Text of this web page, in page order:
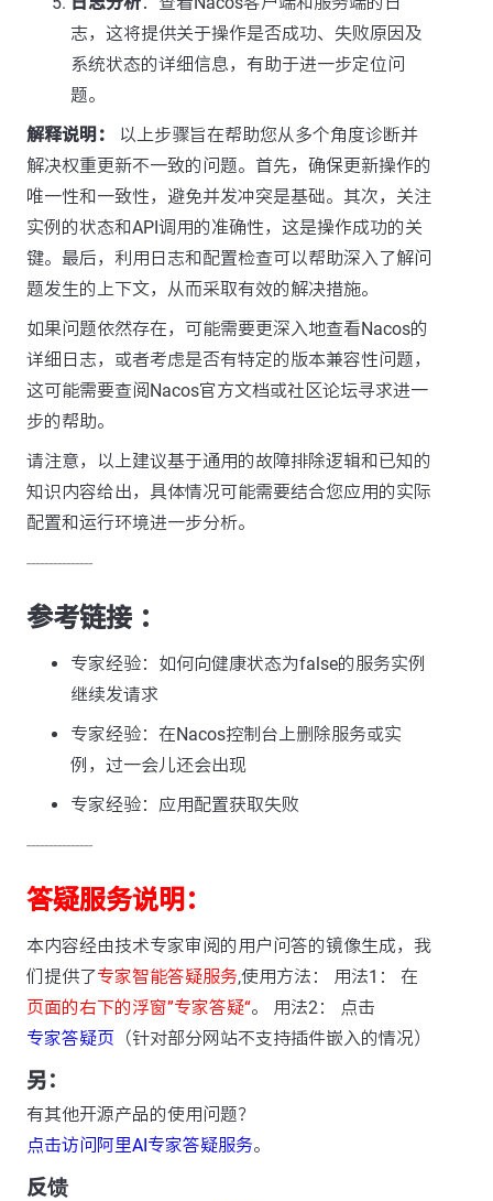
志，这将提供关于操作是否成功、失败原因及
系统状态的详细信息，有助于进一步定位问
题。
解释说明：
以上步骤旨在帮助您从多个角度诊断并
解决权重更新不一致的问题。首先，确保更新操作的
唯一性和一致性，避免并发冲突是基础。其次，关注
实例的状态和API调用的准确性，这是操作成功的关
键。最后，利用日志和配置检查可以帮助深入了解问
题发生的上下文，从而采取有效的解决措施。
如果问题依然存在，可能需要更深入地查看Nacos的
详细日志，或者考虑是否有特定的版本兼容性问题，
这可能需要查阅Nacos官方文档或社区论坛寻求进一
步的帮助。
请注意，以上建议基于通用的故障排除逻辑和已知的
知识内容给出，具体情况可能需要结合您应用的实际
配置和运行环境进一步分析。
---------------
参考链接 ：
专家经验：如何向健康状态为false的服务实例
继续发请求
专家经验：在Nacos控制台上删除服务或实
例，过一会儿还会出现
专家经验：应用配置获取失败
---------------
答疑服务说明：
本内容经由技术专家审阅的用户问答的镜像生成，我
们提供了专家智能答疑服务,使用方法： 用法1： 在
页面的右下的浮窗”专家答疑“。 用法2： 点击
专家答疑页 （针对部分网站不支持插件嵌入的情况）
另：
有其他开源产品的使用问题？
点击访问阿里AI专家答疑服务。
反馈